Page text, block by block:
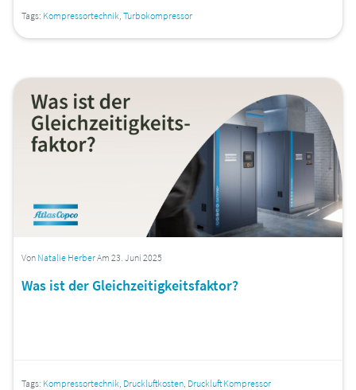
Tags: Kompressortechnik, Turbokompressor
Von Natalie HerberAm 23. Juni 2025
Was ist der Gleichzeitigkeitsfaktor?
Tags: Kompressortechnik, Druckluftkosten, Druckluft Kompressor